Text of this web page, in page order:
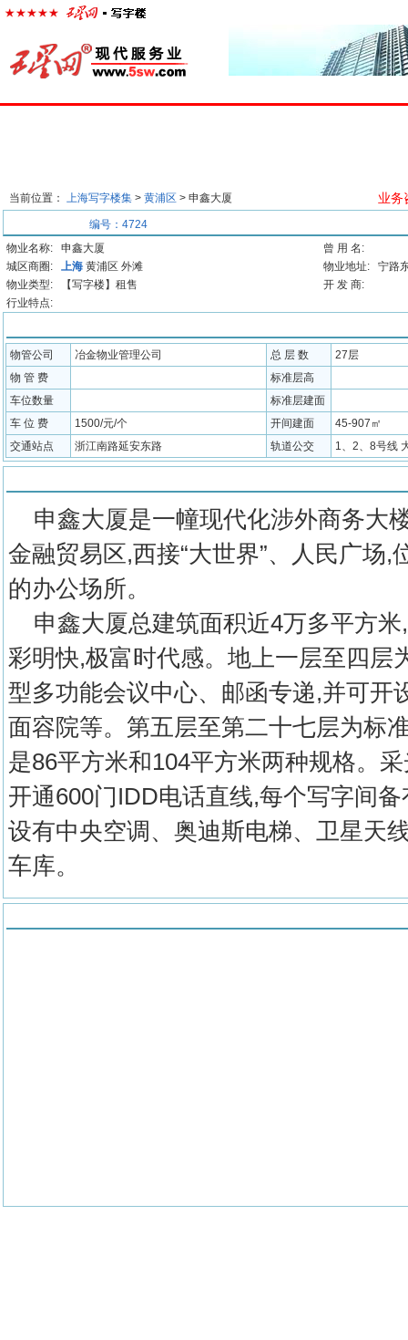
当前位置： 上海写字楼集 > 黄浦区 > 申鑫大厦 业务
编号：4724
物业名称:
申鑫大厦
曾 用 名:
城区商圈:
上海 黄浦区 外滩 物业地址:
宁路
物业类型:
【写字楼】租售
开 发 商:
行业特点:
物管公司 冶金物业管理公司 总 层 数
27层
物 管 费
标准层高
车位数量
标准层建面
车 位 费
1500/元/个 开间建面
45-907㎡
交通站点
浙江南路延安东路 轨道公交 1、2、8号线
申鑫大厦是一幢现代化涉外商务大
金融贸易区,西接“大世界”、人民广场
的办公场所。
申鑫大厦总建筑面积近4万多平方米
彩明快,极富时代感。地上一层至四层
型多功能会议中心、邮函专递,并可开
面容院等。第五层至第二十七层为标
是86平方米和104平方米两种规格。
开通600门IDD电话直线,每个写字间
设有中央空调、奥迪斯电梯、卫星天
车库。